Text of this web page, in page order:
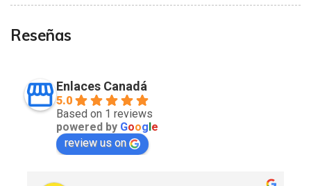
Reseñas
Enlaces Canadá
5.0
Based on 1 reviews
powered by Goog e
review us on